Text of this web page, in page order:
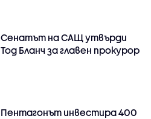
Сенатът на САЩ утвърди
Тод Бланч за главен прокурор
Пентагонът инвестира 400